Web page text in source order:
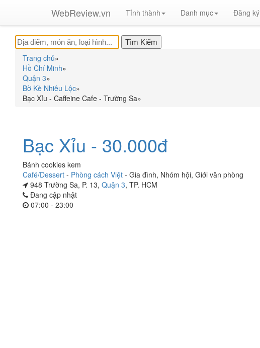
WebReview.vn Tỉnh thành Danh mục Đăng ký
Trang chủ»
Hồ Chí Minh»
Quận 3»
Bờ Kè Nhiêu Lộc»
Bạc Xỉu - Caffeine Cafe - Trường Sa»
Bạc Xỉu - 30.000đ
Bánh cookies kem
Café/Dessert - Phòng cách Việt - Gia đình, Nhóm hội, Giới văn phòng
948 Trường Sa, P. 13, Quận 3, TP. HCM
Đang cập nhật
07:00 - 23:00